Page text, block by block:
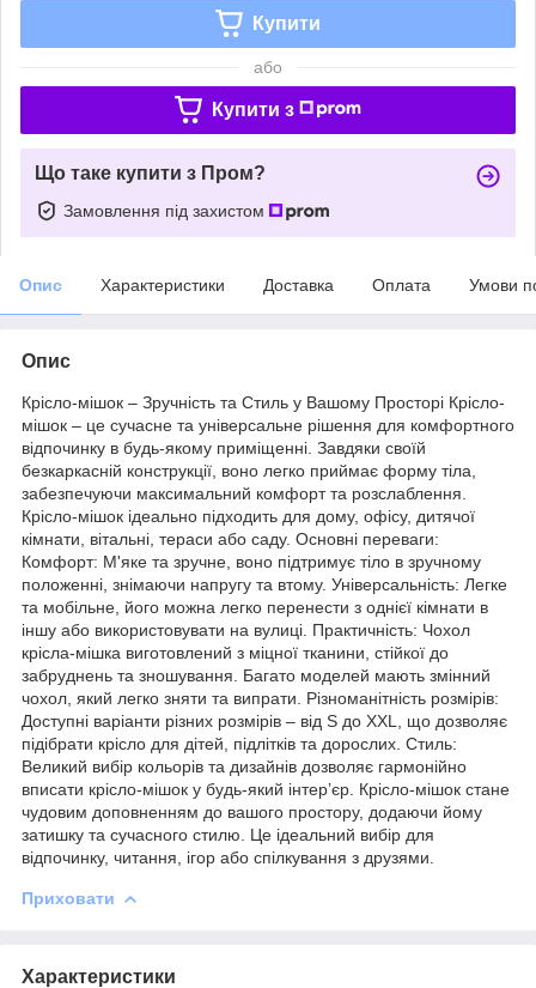
Купити
або
Купити з
Що таке купити з Пром?
Замовлення під захистом
Опис Характеристики Доставка Оплата Умови
Опис
Крісло-мішок – Зручність та Стиль у Вашому Просторі Крісло-
мішок – це сучасне та універсальне рішення для комфортного
відпочинку в будь-якому приміщенні. Завдяки своїй
безкаркасній конструкції, воно легко приймає форму тіла,
забезпечуючи максимальний комфорт та розслаблення.
Крісло-мішок ідеально підходить для дому, офісу, дитячої
кімнати, вітальні, тераси або саду. Основні переваги:
Комфорт: М'яке та зручне, воно підтримує тіло в зручному
положенні, знімаючи напругу та втому. Універсальність: Легке
та мобільне, його можна легко перенести з однієї кімнати в
іншу або використовувати на вулиці. Практичність: Чохол
крісла-мішка виготовлений з міцної тканини, стійкої до
забруднень та зношування. Багато моделей мають змінний
чохол, який легко зняти та випрати. Різноманітність розмірів:
Доступні варіанти різних розмірів – від S до XXL, що дозволяє
підібрати крісло для дітей, підлітків та дорослих. Стиль:
Великий вибір кольорів та дизайнів дозволяє гармонійно
вписати крісло-мішок у будь-який інтер’єр. Крісло-мішок стане
чудовим доповненням до вашого простору, додаючи йому
затишку та сучасного стилю. Це ідеальний вибір для
відпочинку, читання, ігор або спілкування з друзями.
Приховати
Характеристики